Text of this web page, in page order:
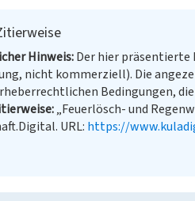
Hinweis Der hier präsentierte
nicht kommerziell). Die
Bedingungen, die
„Feuerlösch- und
URL: https://